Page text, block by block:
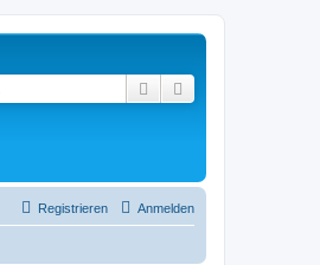
Suche
Anmelden
Registrieren